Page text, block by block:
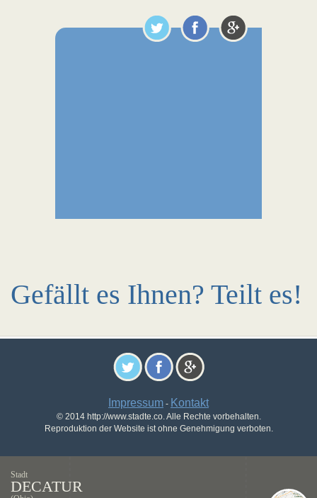
Gefällt es Ihnen? Teilt es!
Impressum - Kontakt
© 2014 http://www.stadte.co. Alle Rechte vorbehalten.
Reproduktion der Website ist ohne Genehmigung verboten.
Stadt
DECATUR